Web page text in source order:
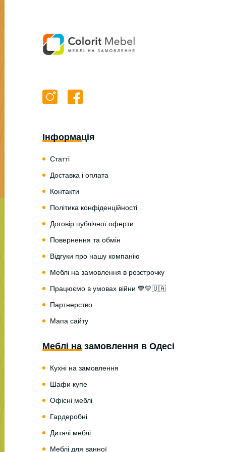
Інформація
Статті
Доставка і оплата
Контакти
Політика конфіденційності
Договір публічної оферти
Повернення та обмін
Відгуки про нашу компанію
Меблі на замовлення в розстрочку
Працюємо в умовах війни 💙💛🇺🇦
Партнерство
Мапа сайту
Меблі на замовлення в Одесі
Кухні на замовлення
Шафи купе
Офісні меблі
Гардеробні
Дитячі меблі
Меблі для ванної